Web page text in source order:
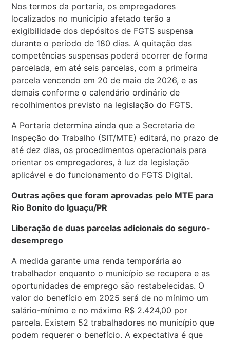
Nos termos da portaria, os empregadores
localizados no município afetado terão a
exigibilidade dos depósitos de FGTS suspensa
durante o período de 180 dias. A quitação das
competências suspensas poderá ocorrer de forma
parcelada, em até seis parcelas, com a primeira
parcela vencendo em 20 de maio de 2026, e as
demais conforme o calendário ordinário de
recolhimentos previsto na legislação do FGTS.
A Portaria determina ainda que a Secretaria de
Inspeção do Trabalho (SIT/MTE) editará, no prazo de
até dez dias, os procedimentos operacionais para
orientar os empregadores, à luz da legislação
aplicável e do funcionamento do FGTS Digital.
Outras ações que foram aprovadas pelo MTE para
Rio Bonito do Iguaçu/PR
Liberação de duas parcelas adicionais do seguro-
desemprego
A medida garante uma renda temporária ao
trabalhador enquanto o município se recupera e as
oportunidades de emprego são restabelecidas. O
valor do benefício em 2025 será de no mínimo um
salário-mínimo e no máximo R$ 2.424,00 por
parcela. Existem 52 trabalhadores no município que
podem requerer o benefício. A expectativa é que